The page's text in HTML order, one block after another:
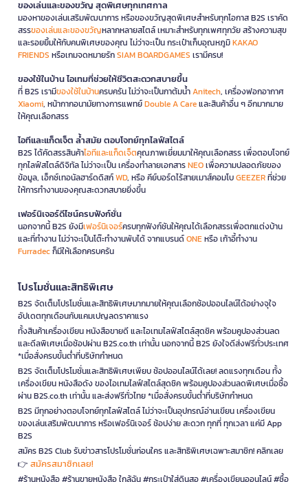
ของเล่นและของขวัญ สุดพิเศษทุกเทศกาล
มองหาของเล่นเสริมพัฒนาการ หรือของขวัญสุดพิเศษสำหรับทุกโอกาส B2S เราคัด
สรรของเล่นและของขวัญหลากหลายสไตล์ เหมาะสำหรับทุกเพศทุกวัย สร้างความสุข
และรอยยิ้มให้กับคนพิเศษของคุณ ไม่ว่าจะเป็น กระเป๋าเก็บอุณหภูมิKAKAO
FRIENDS หรือเกมจดหมายรักSIAM BOARDGAMES เรามีครบ!
ของใช้ในบ้าน ไอเทมที่ช่วยให้ชีวิตสะดวกสบายขึ้น
ที่ B2S เรามีของใช้ในบ้านครบครัน ไม่ว่าจะเป็นกาต้มน้ำAnitech, เครื่องฟอกอากาศ
Xiaomi, หน้ากากอนามัยทางการแพทย์Double A Careและสินค้าอื่น ๆ อีกมากมาย
ให้คุณเลือกสรร
ไอทีและแก็ดเจ็ต ล้ำสมัย ตอบโจทย์ทุกไลฟ์สไตล์
B2S ได้คัดสรรสินค้าไอทีและแก็ดเจ็ตคุณภาพเยี่ยมมาให้คุณเลือกสรร เพื่อตอบโจทย์
ทุกไลฟ์สไตล์ดิจิทัล ไม่ว่าจะเป็น เครื่องทำลายเอกสารNEOเพื่อความปลอดภัยของ
ข้อมูล, เอ็กซ์เทอนัลฮาร์ดดิสก์WD, หรือ คีย์บอร์ดไร้สายเมาส์คอมโบGEEZERที่ช่วย
ให้การทำงานของคุณสะดวกสบายยิ่งขึ้น
เฟอร์นิเจอร์ดีไซน์ครบฟังก์ชั่น
นอกจากนี้ B2S ยังมีเฟอร์นิเจอร์ครบทุกฟังก์ชันให้คุณได้เลือกสรรเพื่อตกแต่งบ้าน
และที่ทำงาน ไม่ว่าจะเป็นโต๊ะทำงานพับได้ จากแบรนด์ONEหรือ เก้าอี้ทำงาน
Furradecก็มีให้เลือกครบครัน
โปรโมชั่นและสิทธิพิเศษ
B2S จัดเต็มโปรโมชั่นและสิทธิพิเศษมากมายให้คุณเลือกช้อปออนไลน์ได้อย่างจุใจ
อัปเดตทุกเดือนกับแคมเปญลดราคาแรง
ทั้งสินค้าเครื่องเขียน หนังสือขายดี และไอเทมไลฟ์สไตล์สุดชิค พร้อมคูปองส่วนลด
และดีลพิเศษเมื่อช้อปผ่าน B2S.co.th เท่านั้น นอกจากนี้ B2S ยังใจดีส่งฟรีทั่วประเทศ
*เมื่อสั่งครบขั้นต่ำที่บริษัทกำหนด
B2S จัดเต็มโปรโมชั่นและสิทธิพิเศษเพียบ ช้อปออนไลน์ได้เลย! ลดแรงทุกเดือน ทั้ง
เครื่องเขียน หนังสือดัง ของไอเทมไลฟ์สไตล์สุดชิค พร้อมคูปองส่วนลดพิเศษเมื่อซื้อ
ผ่าน B2S.co.th เท่านั้น และส่งฟรีทั่วไทย *เมื่อสั่งครบขั้นต่ำที่บริษัทกำหนด
B2S มีทุกอย่างตอบโจทย์ทุกไลฟ์สไตล์ ไม่ว่าจะเป็นอุปกรณ์อ่านเขียน เครื่องเขียน
ของเล่นเสริมพัฒนาการ หรือเฟอร์นิเจอร์ ช้อปง่าย สะดวก ทุกที่ ทุกเวลา แค่มี App
B2S
สมัคร B2S Club รับข่าวสารโปรโมชั่นก่อนใคร และสิทธิพิเศษเฉพาะสมาชิก! คลิกเลย
👉 สมัครสมาชิกเลย!
#ร้านหนังสือ #ร้านขายหนังสือ ใกล้ฉัน #กระเป๋าใส่ดินสอ #เครื่องเขียนออนไลน์ #ซื้อ